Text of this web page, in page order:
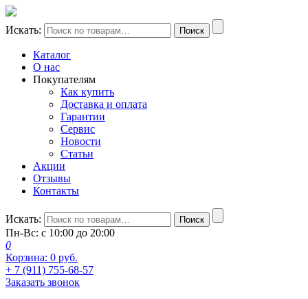
Искать: Поиск
Каталог
О нас
Покупателям
Как купить
Доставка и оплата
Гарантии
Сервис
Новости
Статьи
Акции
Отзывы
Контакты
Искать: Поиск
Пн-Вс: с 10:00 до 20:00
0
Корзина: 0 руб.
+ 7 (911) 755-68-57
Заказать звонок